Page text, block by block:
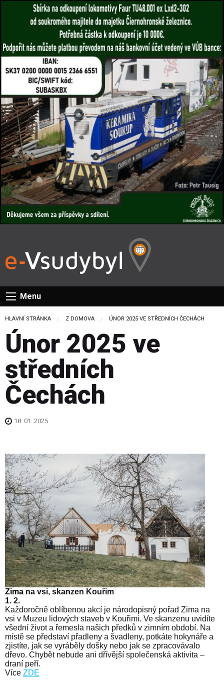
Menu
HLAVNÍ STRÁNKA Z DOMOVA CURRENT:
ÚNOR 2025 VE STŘEDNÍCH ČECHÁCH
Únor 2025 ve
středních
Čechách
18. 01. 2025
Zima na vsi, skanzen Kouřim
1. 2.
Každoročně oblíbenou akcí je národopisný pořad Zima na
vsi v Muzeu lidových staveb v Kouřimi. Ve skanzenu uvidíte
všední život a řemesla našich předků v zimním období. Na
místě se představí přadleny a švadleny, potkáte hokynáře a
zjistíte, jak se vyráběly došky nebo jak se zpracovávalo
dřevo. Chybět nebude ani dřívější společenská aktivita –
draní peří.
Více ZDE